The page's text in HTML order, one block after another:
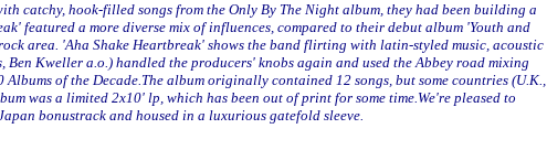
hook-filled songs from the Only By The Night album, they had been building a
featured a more diverse mix of influences, compared to their debut album 'Youth and
area. 'Aha Shake Heartbreak' shows the band flirting with latin-styled music, acoustic
Kweller a.o.) handled the producers' knobs again and used the Abbey road mixing
of the Decade.The album originally contained 12 songs, but some countries (U.K.,
was a limited 2x10' lp, which has been out of print for some time.We're pleased to
bonustrack and housed in a luxurious gatefold sleeve.